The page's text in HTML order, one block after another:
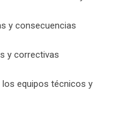
y consecuencias
y correctivas
equipos técnicos y